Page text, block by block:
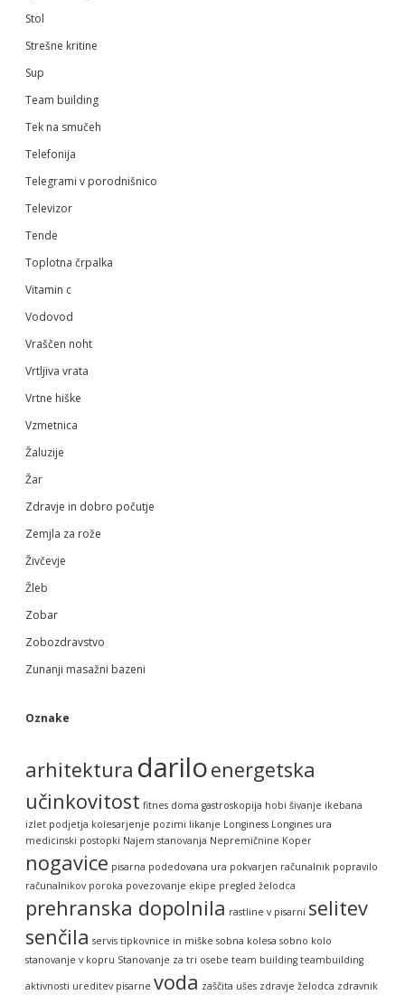
Stol
Strešne kritine
Sup
Team building
Tek na smučeh
Telefonija
Telegrami v porodnišnico
Televizor
Tende
Toplotna črpalka
Vitamin c
Vodovod
Vraščen noht
Vrtljiva vrata
Vrtne hiške
Vzmetnica
Žaluzije
Žar
Zdravje in dobro počutje
Zemjla za rože
Živčevje
Žleb
Zobar
Zobozdravstvo
Zunanji masažni bazeni
Oznake
arhitektura dariloenergetska
učinkovitost fitnes doma gastroskopija hobi šivanje ikebana
izlet podjetja kolesarjenje pozimi likanje Longiness Longines ura
medicinski postopki Najem stanovanja Nepremičnine Koper
nogavice pisarna podedovana ura pokvarjen računalnik popravilo
računalnikov poroka povezovanje ekipe pregled želodca
prehranska dopolnila rastline v pisarni selitev
senčila servis tipkovnice in miške sobna kolesa sobno kolo
stanovanje v kopru Stanovanje za tri osebe team building teambuilding
aktivnosti ureditev pisarne voda zaščita ušes zdravje želodca zdravnik